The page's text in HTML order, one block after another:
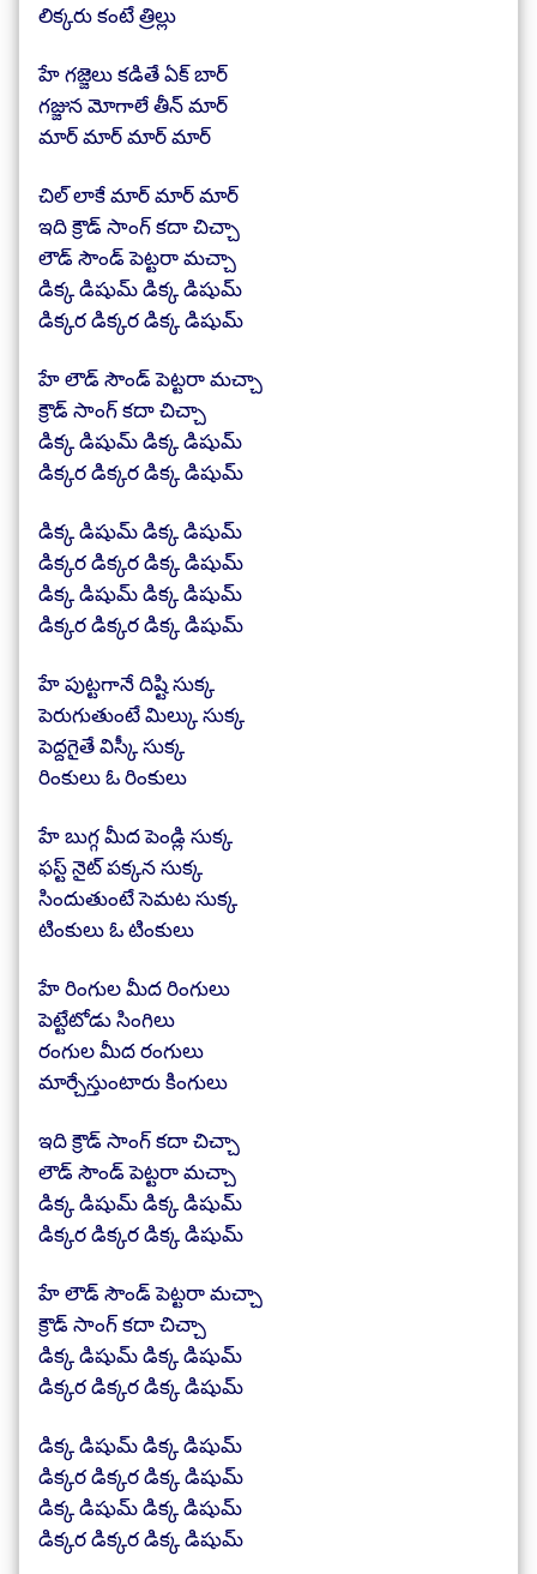
లిక్కరు కంటే త్రిల్లు
హే గజ్జెలు కడితే ఏక్ బార్
గజ్జున మోగాలే తీన్ మార్
మార్ మార్ మార్ మార్
చిల్ లాకే మార్ మార్ మార్
ఇది క్రౌడ్ సాంగ్ కదా చిచ్చా
లౌడ్ సౌండ్ పెట్టరా మచ్చా
డిక్క డిషుమ్ డిక్క డిషుమ్
డిక్కర డిక్కర డిక్క డిషుమ్
హే లౌడ్ సౌండ్ పెట్టరా మచ్చా
క్రౌడ్ సాంగ్ కదా చిచ్చా
డిక్క డిషుమ్ డిక్క డిషుమ్
డిక్కర డిక్కర డిక్క డిషుమ్
డిక్క డిషుమ్ డిక్క డిషుమ్
డిక్కర డిక్కర డిక్క డిషుమ్
డిక్క డిషుమ్ డిక్క డిషుమ్
డిక్కర డిక్కర డిక్క డిషుమ్
హే పుట్టగానే దిష్టి సుక్క
పెరుగుతుంటే మిల్కు సుక్క
పెద్దగైతే విస్కీ సుక్క
రింకులు ఓ రింకులు
హే బుగ్గ మీద పెండ్లి సుక్క
ఫస్ట్ నైట్ పక్కన సుక్క
సిందుతుంటే సెమట సుక్క
టింకులు ఓ టింకులు
హే రింగుల మీద రింగులు
పెట్టేటోడు సింగిలు
రంగుల మీద రంగులు
మార్చేస్తుంటారు కింగులు
ఇది క్రౌడ్ సాంగ్ కదా చిచ్చా
లౌడ్ సౌండ్ పెట్టరా మచ్చా
డిక్క డిషుమ్ డిక్క డిషుమ్
డిక్కర డిక్కర డిక్క డిషుమ్
హే లౌడ్ సౌండ్ పెట్టరా మచ్చా
క్రౌడ్ సాంగ్ కదా చిచ్చా
డిక్క డిషుమ్ డిక్క డిషుమ్
డిక్కర డిక్కర డిక్క డిషుమ్
డిక్క డిషుమ్ డిక్క డిషుమ్
డిక్కర డిక్కర డిక్క డిషుమ్
డిక్క డిషుమ్ డిక్క డిషుమ్
డిక్కర డిక్కర డిక్క డిషుమ్